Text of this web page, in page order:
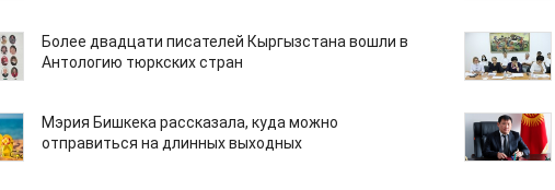
Более двадцати писателей Кыргызстана вошли в
Антологию тюркских стран
Мэрия Бишкека рассказала, куда можно
отправиться на длинных выходных